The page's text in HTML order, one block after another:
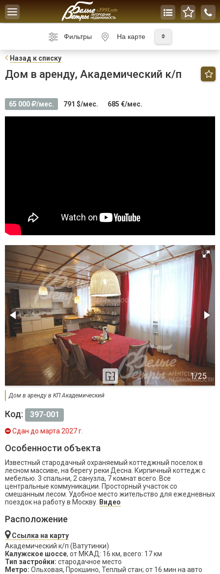
Toggle
navigation
Фильтры На карте
Назад к списку
Дом в аренду, Академический к/п
65 000 /мес. 791 $/мес. 685 €/мес.
Дом в аренду в КП Академический
Код: 397-001
Сдан до марта 2027 г.
Особенности объекта
Известный стародачный охраняемый коттеджный поселок в
лесном массиве, на берегу реки Десна. Кирпичный коттедж с
мебелью. 3 спальни, 2 санузла, 7 комнат всего. Все
центральные коммуникации. Просторный участок со
смешанным лесом. Удобное место жительство для ежедневных
поездок на работу в Москву. Видео
Расположение
Ссылка на карту
Академический к/п (Ватутинки)
Калужское шоссе, от МКАД: 16 км, всего: 17 км
Тип застройки: стародачное место
Метро: Ольховая, Прокшино, Теплый стан; от 16 мин на авто